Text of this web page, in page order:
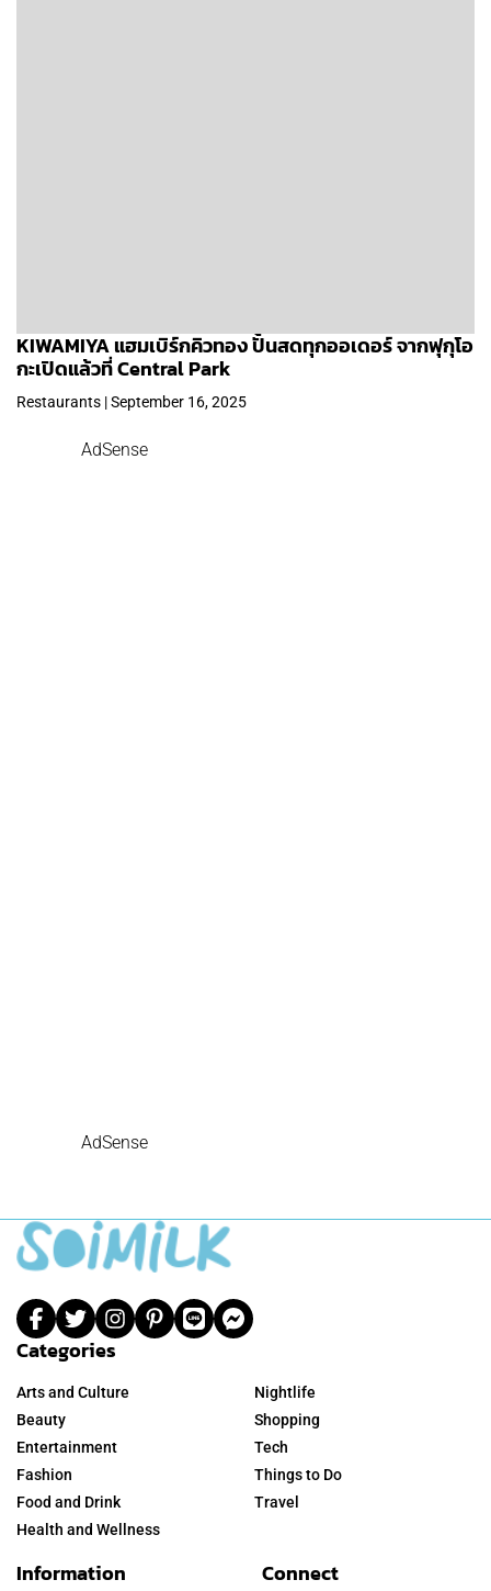
KIWAMIYA แฮมเบิร์กคิวทอง ปั้นสดทุกออเดอร์ จากฟุกุโอ
กะเปิดแล้วที่ Central Park
Restaurants | September 16, 2025
AdSense
AdSense
Categories
Arts and Culture
Beauty
Entertainment
Fashion
Food and Drink
Health and Wellness
Nightlife
Shopping
Tech
Things to Do
Travel
Information Connect